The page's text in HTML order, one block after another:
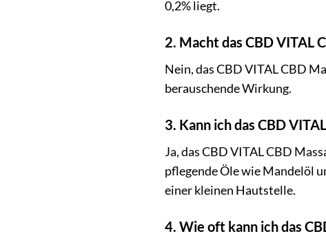
0,2% liegt.
2. Macht das CBD VITAL
Nein, das CBD VITAL CBD
berauschende Wirkung.
3. Kann ich das CBD
Ja, das CBD VITAL CBD
pflegende Öle wie Mandelöl
einer kleinen Hautstelle.
4. Wie oft kann ich das